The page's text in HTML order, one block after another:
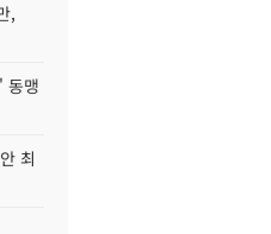
,
동맹
최